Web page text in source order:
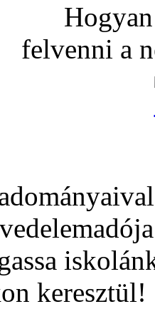
felvenni a
keresztül!